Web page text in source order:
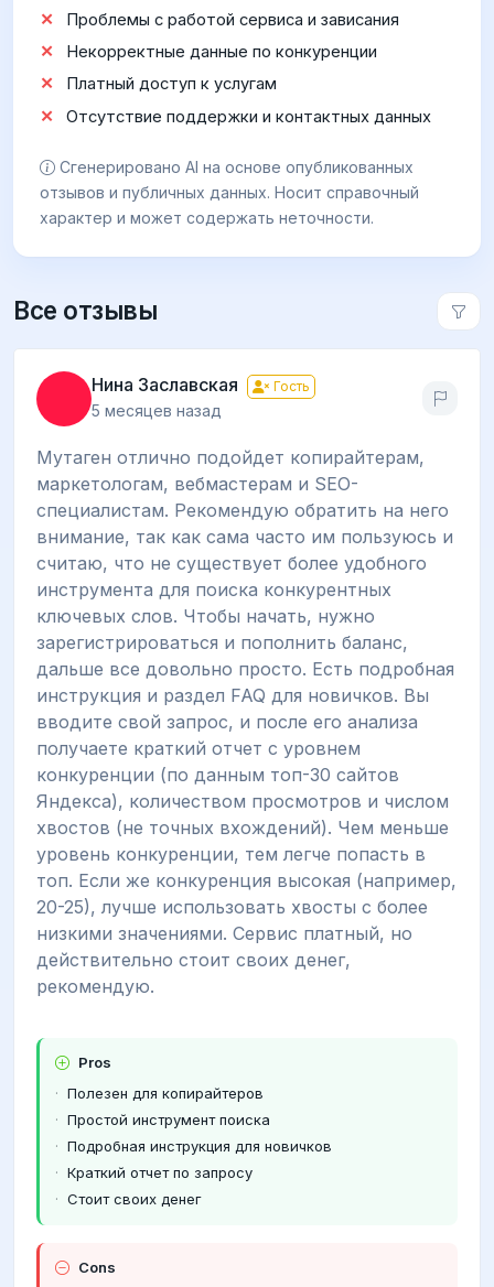
Проблемы с работой сервиса и зависания
Некорректные данные по конкуренции
Платный доступ к услугам
Отсутствие поддержки и контактных данных
Сгенерировано AI на основе опубликованных
отзывов и публичных данных. Носит справочный
характер и может содержать неточности.
Все отзывы
Нина Заславская Гость
5 месяцев назад
Мутаген отлично подойдет копирайтерам,
маркетологам, вебмастерам и SEO-
специалистам. Рекомендую обратить на него
внимание, так как сама часто им пользуюсь и
считаю, что не существует более удобного
инструмента для поиска конкурентных
ключевых слов. Чтобы начать, нужно
зарегистрироваться и пополнить баланс,
дальше все довольно просто. Есть подробная
инструкция и раздел FAQ для новичков. Вы
вводите свой запрос, и после его анализа
получаете краткий отчет с уровнем
конкуренции (по данным топ-30 сайтов
Яндекса), количеством просмотров и числом
хвостов (не точных вхождений). Чем меньше
уровень конкуренции, тем легче попасть в
топ. Если же конкуренция высокая (например,
20-25), лучше использовать хвосты с более
низкими значениями. Сервис платный, но
действительно стоит своих денег,
рекомендую.
Pros
Полезен для копирайтеров
Простой инструмент поиска
Подробная инструкция для новичков
Краткий отчет по запросу
Стоит своих денег
Cons